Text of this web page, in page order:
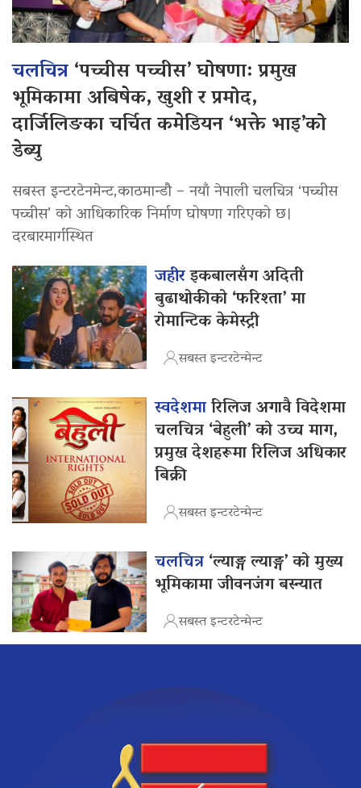
चलचित्र‘पच्चीस पच्चीस’ घोषणा: प्रमुख
भूमिकामा अबिषेक, खुशी र प्रमोद,
दार्जिलिङका चर्चित कमेडियन ‘भक्ते भाइ’को
डेब्यु
सबस्त इन्टरटेनमेन्ट,काठमान्डौ – नयाँ नेपाली चलचित्र ‘पच्चीस
पच्चीस’ को आधिकारिक निर्माण घोषणा गरिएको छ।
दरबारमार्गस्थित
जहीरइकबालसँग अदिती
बुढाथोकीको ‘फरिश्ता’ मा
रोमान्टिक केमेस्ट्री
सबस्त इन्टरटेन्मेन्ट
स्वदेशमारिलिज अगावै विदेशमा
चलचित्र ‘बेहुली’ को उच्च माग,
प्रमुख देशहरूमा रिलिज अधिकार
बिक्री
सबस्त इन्टरटेन्मेन्ट
चलचित्र‘ल्याङ्ग ल्याङ्ग’ को मुख्य
भूमिकामा जीवनजंग बस्न्यात
सबस्त इन्टरटेन्मेन्ट